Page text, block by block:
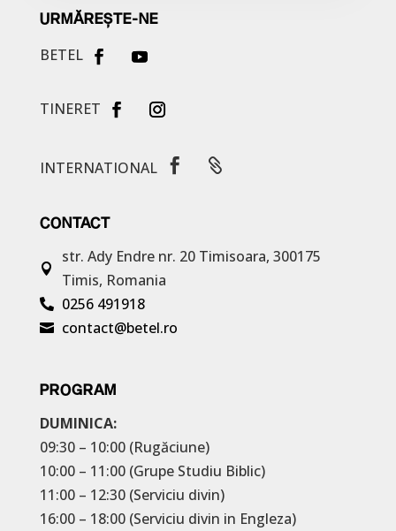
URMĂREȘTE-NE
BETEL
TINERET
INTERNATIONAL  
CONTACT

str. Ady Endre nr. 20 Timisoara, 300175
Timis, Romania
 0256 491918
 contact@betel.ro
PROGRAM
DUMINICA:
09:30 – 10:00 (Rugăciune)
10:00 – 11:00 (Grupe Studiu Biblic)
11:00 – 12:30 (Serviciu divin)
16:00 – 18:00 (Serviciu divin in Engleza)